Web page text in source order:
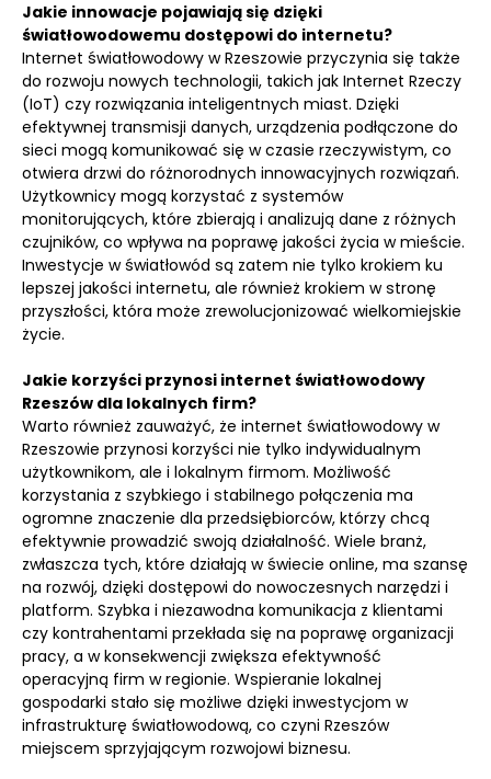
Jakie innowacje pojawiają się dzięki
światłowodowemu dostępowi do internetu?
Internet światłowodowy w Rzeszowie przyczynia się także
do rozwoju nowych technologii, takich jak Internet Rzeczy
(IoT) czy rozwiązania inteligentnych miast. Dzięki
efektywnej transmisji danych, urządzenia podłączone do
sieci mogą komunikować się w czasie rzeczywistym, co
otwiera drzwi do różnorodnych innowacyjnych rozwiązań.
Użytkownicy mogą korzystać z systemów
monitorujących, które zbierają i analizują dane z różnych
czujników, co wpływa na poprawę jakości życia w mieście.
Inwestycje w światłowód są zatem nie tylko krokiem ku
lepszej jakości internetu, ale również krokiem w stronę
przyszłości, która może zrewolucjonizować wielkomiejskie
życie.
Jakie korzyści przynosi internet światłowodowy
Rzeszów dla lokalnych firm?
Warto również zauważyć, że internet światłowodowy w
Rzeszowie przynosi korzyści nie tylko indywidualnym
użytkownikom, ale i lokalnym firmom. Możliwość
korzystania z szybkiego i stabilnego połączenia ma
ogromne znaczenie dla przedsiębiorców, którzy chcą
efektywnie prowadzić swoją działalność. Wiele branż,
zwłaszcza tych, które działają w świecie online, ma szansę
na rozwój, dzięki dostępowi do nowoczesnych narzędzi i
platform. Szybka i niezawodna komunikacja z klientami
czy kontrahentami przekłada się na poprawę organizacji
pracy, a w konsekwencji zwiększa efektywność
operacyjną firm w regionie. Wspieranie lokalnej
gospodarki stało się możliwe dzięki inwestycjom w
infrastrukturę światłowodową, co czyni Rzeszów
miejscem sprzyjającym rozwojowi biznesu.